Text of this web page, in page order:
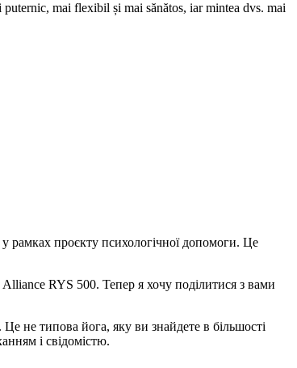
mai flexibil și mai sănătos, iar mintea dvs. mai
рамках проєкту психологічної допомоги. Це
RYS 500. Тепер я хочу поділитися з вами
не типова йога, яку ви знайдете в більшості
і свідомістю.